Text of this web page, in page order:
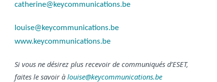
catherine@keycommunications.be
louise@keycommunications.be
www.keycommunications.be
Si vous ne désirez plus recevoir de communiqués d’ESET,
faites le savoir à louise@keycommunications.be